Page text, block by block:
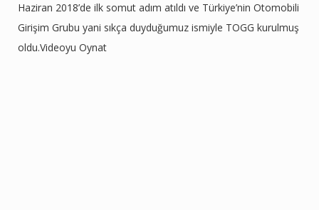
Haziran 2018’de ilk somut adım atıldı ve Türkiye’nin Otomobili
Girişim Grubu yani sıkça duyduğumuz ismiyle TOGG kurulmuş
oldu.Videoyu Oynat